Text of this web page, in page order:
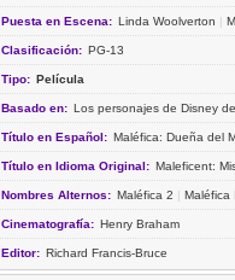
Puesta en Escena: Linda Woolverton |
Clasificación: PG-13
Tipo: Película
Basado en: Los personajes de Disney
Título en Español: Maléfica: Dueña del
Título en Idioma Original: Maleficent:
Nombres Alternos: Maléfica 2 | Maléfica
Cinematografía: Henry Braham
Editor: Richard Francis-Bruce